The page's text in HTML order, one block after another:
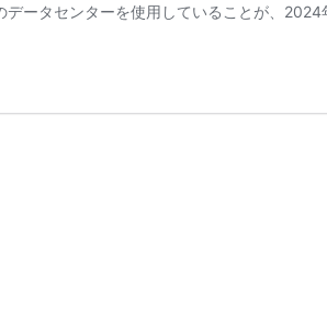
データセンターを使用していることが、